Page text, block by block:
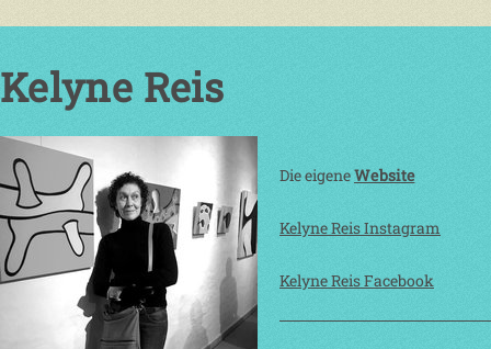
Kelyne Reis
Die eigeneWebsite
Kelyne Reis Instagram
Kelyne Reis Facebook